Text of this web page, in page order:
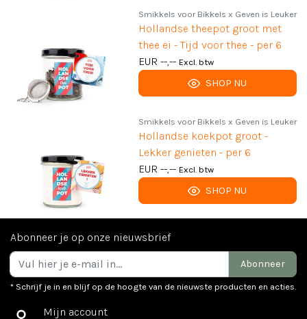
Smikkels voor Bikkels x Geven is Leuker
Hollandse theepot groot met
thee ei - Tijd voor thee - per 6
EUR --,-- Excl. btw
SHOP NU
Smikkels voor Bikkels x Geven is Leuker
Hollandse koekpot groot -
Lekker genieten - per 6
EUR --,-- Excl. btw
SHOP NU
Abonneer je op onze nieuwsbrief
Abonneer
* Schrijf je in en blijf op de hoogte van de nieuwste producten en acties.
Mijn account